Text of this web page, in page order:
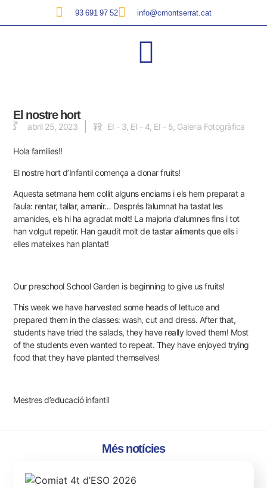
93 691 97 52 info@cmontserrat.cat
El nostre hort
abril 25, 2023 EI - 3 EI - 4 EI - 5 Galeria Fotogràfica
Hola famílies!!
El nostre hortd’Infantil comença a donar fruits!
Aquesta setmana hem collit alguns enciams i els hem preparat a
l’aula: rentar, tallar, amanir… Després l’alumnat ha tastat les
amanides, els hi ha agradat molt! La majoria d’alumnes fins i tot
han volgut repetir. Han gaudit molt de tastar aliments que ells i
elles mateixes han plantat!
Our preschool School Garden is beginning to give us fruits!
This week we have harvested some heads of lettuce and
prepared them in the classes: wash, cut and dress. After that,
students have tried the salads, they have really loved them! Most
of the students even wanted to repeat. They have enjoyed trying
food that they have planted themselves!
Mestres d’educació infantil
Més notícies